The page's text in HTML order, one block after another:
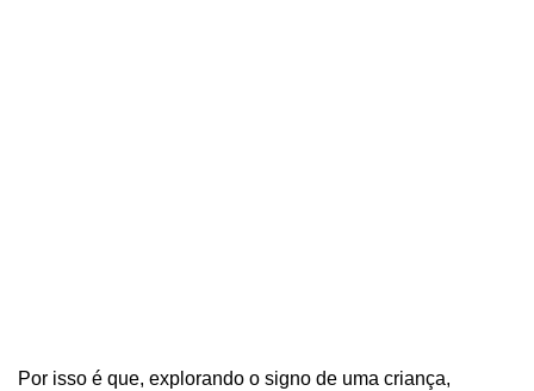
Por isso é que, explorando o signo de uma criança,